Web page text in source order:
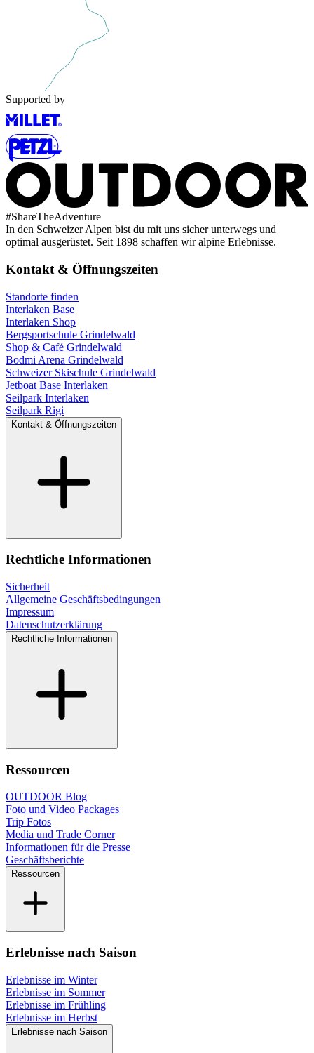
Supported by
#ShareTheAdventure
In den Schweizer Alpen bist du mit uns sicher unterwegs und
optimal ausgerüstet. Seit 1898 schaffen wir alpine Erlebnisse.
Kontakt & Öffnungszeiten
Standorte finden
Interlaken Base
Interlaken Shop
Bergsportschule Grindelwald
Shop & Café Grindelwald
Bodmi Arena Grindelwald
Schweizer Skischule Grindelwald
Jetboat Base Interlaken
Seilpark Interlaken
Seilpark Rigi
Kontakt & Öffnungszeiten
Rechtliche Informationen
Sicherheit
Allgemeine Geschäftsbedingungen
Impressum
Datenschutzerklärung
Rechtliche Informationen
Ressourcen
OUTDOOR Blog
Foto und Video Packages
Trip Fotos
Media und Trade Corner
Informationen für die Presse
Geschäftsberichte
Ressourcen
Erlebnisse nach Saison
Erlebnisse im Winter
Erlebnisse im Sommer
Erlebnisse im Frühling
Erlebnisse im Herbst
Erlebnisse nach Saison